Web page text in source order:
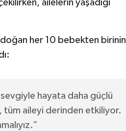
ailelerin yaşadığı
her 10 bebekten birinin
hayata daha güçlü
aileyi derinden etkiliyor.